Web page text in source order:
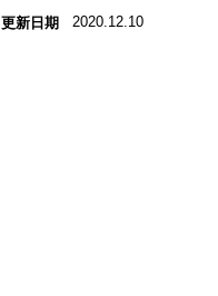
更新日期 2020.12.10